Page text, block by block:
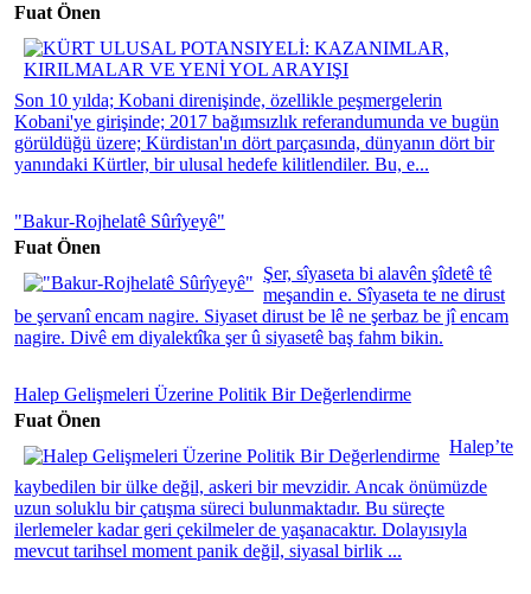
Fuat Önen
Son 10 yılda; Kobani direnişinde, özellikle peşmergelerin
Kobani'ye girişinde; 2017 bağımsızlık referandumunda ve bugün
görüldüğü üzere; Kürdistan'ın dört parçasında, dünyanın dört bir
yanındaki Kürtler, bir ulusal hedefe kilitlendiler. Bu, e...
"Bakur-Rojhelatê Sûrîyeyê"
Fuat Önen
Şer, sîyaseta bi alavên şîdetê tê
meşandin e. Sîyaseta te ne dirust
be şervanî encam nagire. Siyaset dirust be lê ne şerbaz be jî encam
nagire. Divê em diyalektîka şer û siyasetê baş fahm bikin.
Halep Gelişmeleri Üzerine Politik Bir Değerlendirme
Fuat Önen
Halep’te
kaybedilen bir ülke değil, askeri bir mevzidir. Ancak önümüzde
uzun soluklu bir çatışma süreci bulunmaktadır. Bu süreçte
ilerlemeler kadar geri çekilmeler de yaşanacaktır. Dolayısıyla
mevcut tarihsel moment panik değil, siyasal birlik ...